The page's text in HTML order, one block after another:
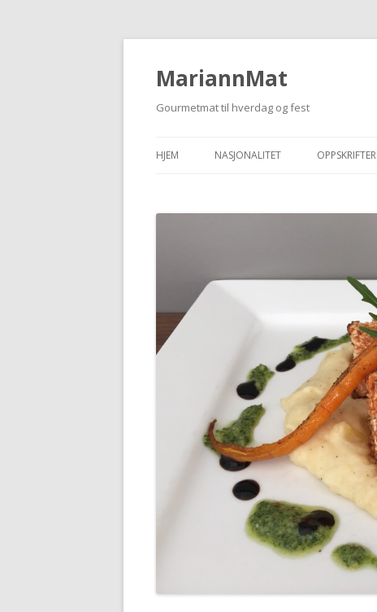
MariannMat
Gourmetmat til hverdag og fest
HJEM NASJONALITET OPPSKRIFTER